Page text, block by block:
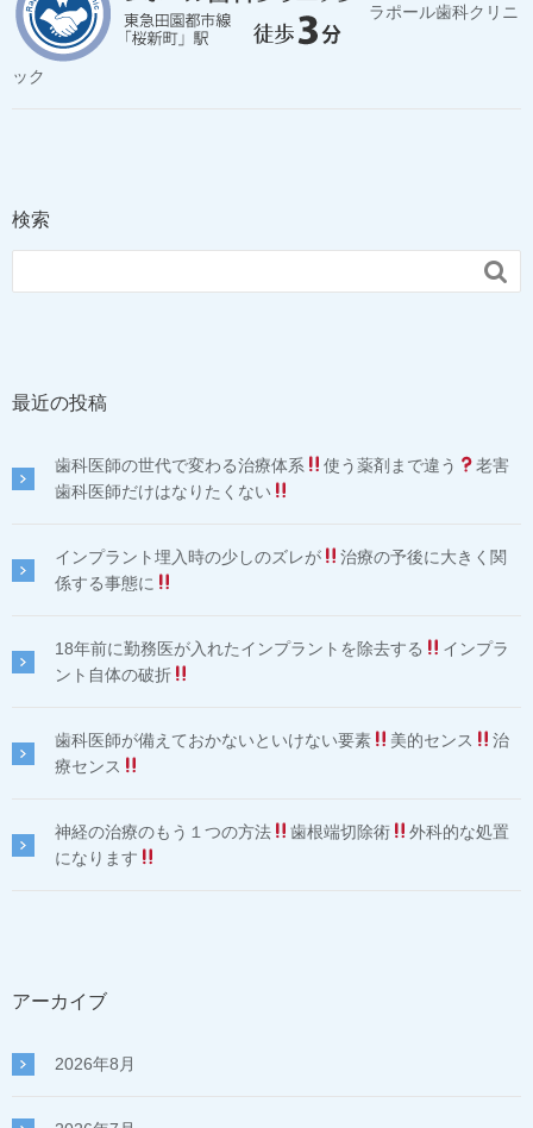
ラポール歯科クリニ
ック
検索

最近の投稿
歯科医師の世代で変わる治療体系 使う薬剤まで違う
老害
歯科医師だけはなりたくない
インプラント埋入時の少しのズレが
治療の予後に大きく関
係する事態に
18年前に勤務医が入れたインプラントを除去する
インプラ
ント自体の破折
歯科医師が備えておかないといけない要素 美的センス
治
療センス
神経の治療のもう１つの方法 歯根端切除術
外科的な処置
になります
アーカイブ
2026年8月